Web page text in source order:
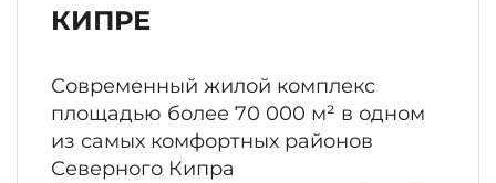
КИПРЕ
Современный жилой комплекс
площадью более 70 000 м² в одном
из самых комфортных районов
Северного Кипра